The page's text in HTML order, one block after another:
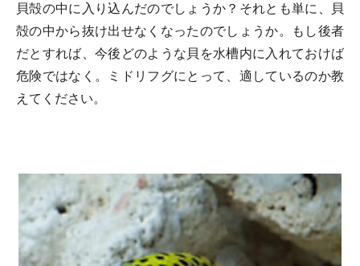
貝殻の中に入り込んだのでしょうか？それとも単に、貝
殻の中から抜け出せなくなったのでしょうか。もし後者
だとすれば、今後どのような貝を水槽内に入れておけば
危険ではなく。ミドリフグにとって、適しているのか教
えてください。